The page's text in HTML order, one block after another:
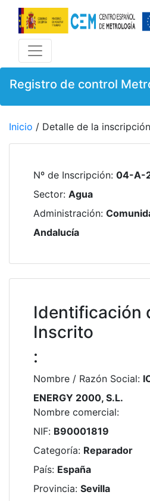
Registro de control
Inicio / Detalle de la inscripción
Nº de Inscripción: 04-A-
Sector: Agua
Administración:
Andalucía
Identificación
Inscrito
:
Nombre / Razón Social:
ENERGY 2000, S.L.
Nombre comercial:
NIF: B90001819
Categoría: Reparador
País: España
Provincia: Sevilla